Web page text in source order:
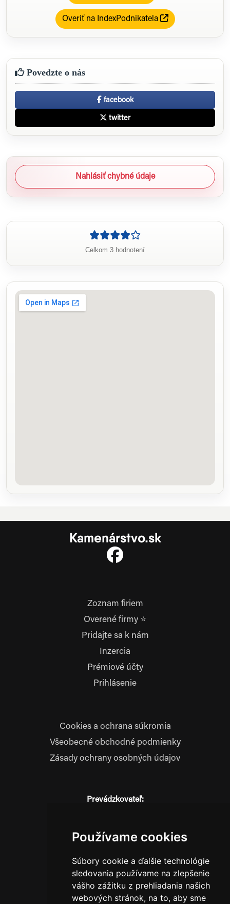
Používame cookies
Súbory cookie a ďalšie technológie
sledovania používame na zlepšenie
vášho zážitku z prehliadania našich
webových stránok, na to, aby sme
Overiť na IndexPodnikatela
Povedzte o nás
facebook
twitter
Nahlásiť chybné údaje
Celkom 3 hodnotení
Kamenárstvo.sk
Zoznam firiem
Overené firmy ⭐
Pridajte sa k nám
Inzercia
Prémiové účty
Prihlásenie
Cookies a ochrana súkromia
Všeobecné obchodné podmienky
Zásady ochrany osobných údajov
Prevádzkovateľ:
014 01 Bytča
DIČ: 2121076738
0911 955 646